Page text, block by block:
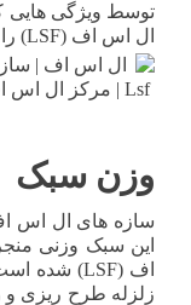
توسط ویژگی هایی
ال اس اف (LSF) را مورد بررسی قرار دهیم.
وزن سبک
این سبک وزنی
زلزله طرح ریزی و